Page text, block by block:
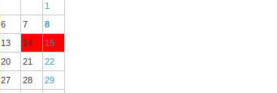
1
6 7
8
13 14
15
20 21
22
27 28
29